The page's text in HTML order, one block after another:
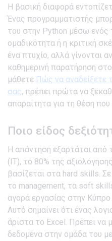
Η βασική διαφορά
Ένας προγραμματιστής
του στην Python μέσω ενός
ομαδικότητα ή η κριτική
ένα πτυχίο, αλλά γίνονται
καθημερινή παρατήρηση
μάθετε Πώς να αναδείξετε
σας, πρέπει πρώτα να
απαραίτητα για τη θέση που
Ποιο είδος
Η απάντηση εξαρτάται από
(IT), το 80% της
βασίζεται στα hard skills.
το management, τα soft
αγορά εργασίας στην
Αυτό σημαίνει ότι ένας
άριστα το Excel. Πρέπει να
δεδομένα στην ομάδα του